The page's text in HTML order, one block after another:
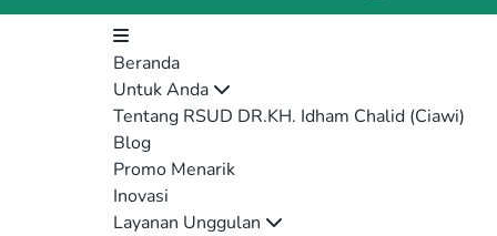
Beranda
Untuk Anda
Tentang RSUD DR.KH. Idham Chalid (Ciawi)
Blog
Promo Menarik
Inovasi
Layanan Unggulan